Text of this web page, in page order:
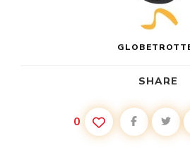
SHARE
0